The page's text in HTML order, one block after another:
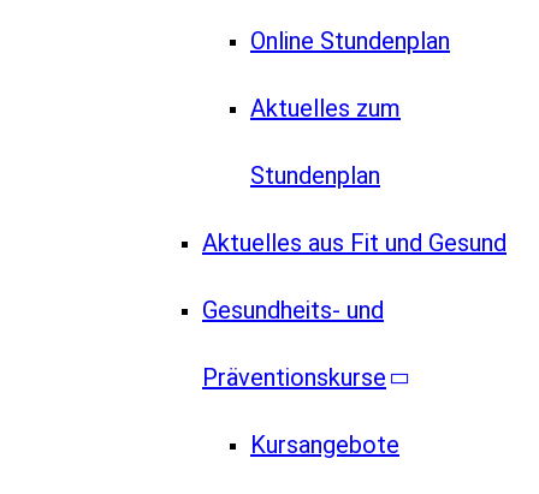
Online Stundenplan
Aktuelles zum
Stundenplan
Aktuelles aus Fit und Gesund
Gesundheits- und
Präventionskurse
Kursangebote